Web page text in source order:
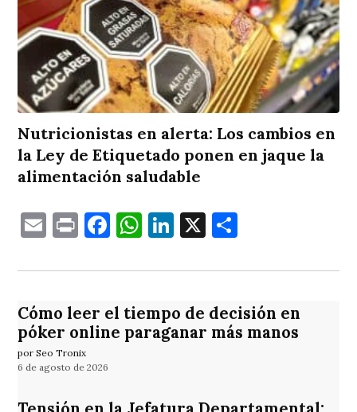
Nutricionistas en alerta: Los cambios en
la Ley de Etiquetado ponen en jaque la
alimentación saludable
EmailPrintFacebook
WhatsApp
LinkedIn
X
Cómo leer el tiempo de decisión en
póker online paraganar más manos
por Seo Tronix
6 de agosto de 2026